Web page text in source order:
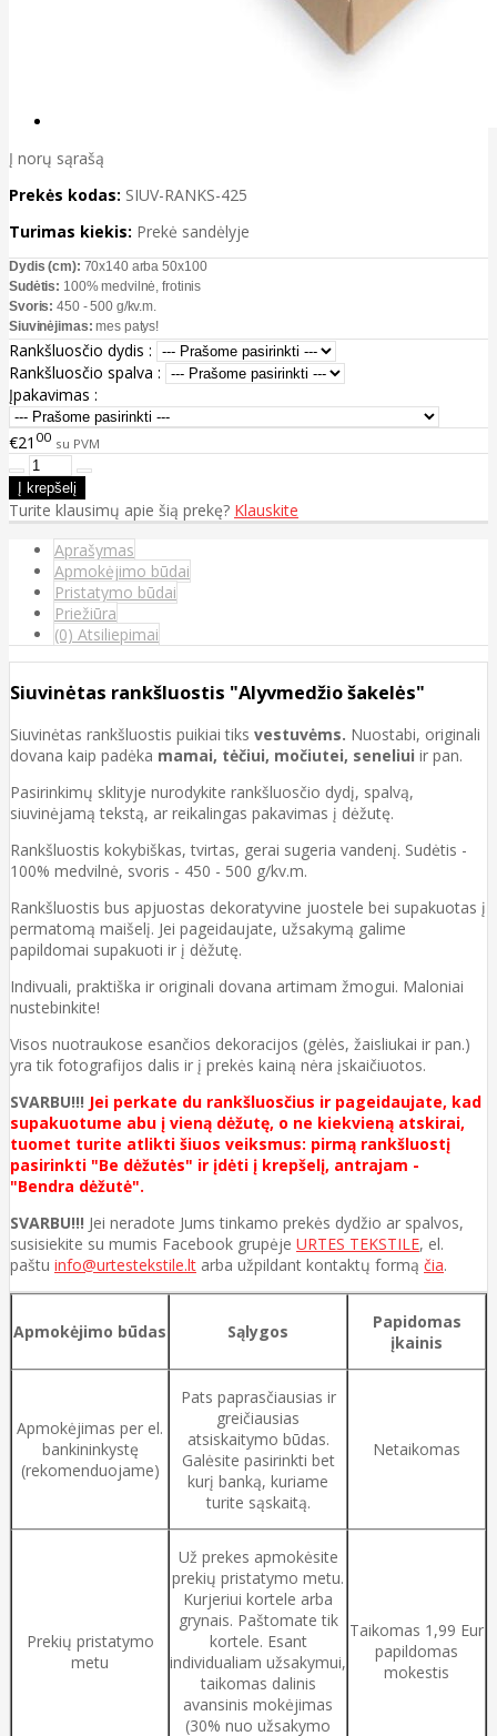
Į norų sąrašą
Prekės kodas: SIUV-RANKS-425
Turimas kiekis: Prekė sandėlyje
Dydis (cm): 70x140 arba 50x100
Sudėtis: 100% medvilnė, frotinis
Svoris: 450 - 500 g/kv.m.
Siuvinėjimas: mes patys!
Rankšluosčio dydis :
Rankšluosčio spalva :
Įpakavimas :
€21 00 su PVM
Turite klausimų apie šią prekę? Klauskite
Aprašymas
Apmokėjimo būdai
Pristatymo būdai
Priežiūra
(0) Atsiliepimai
Siuvinėtas rankšluostis "Alyvmedžio šakelės"
Siuvinėtas rankšluostis puikiai tiks vestuvėms. Nuostabi, originali
dovana kaip padėka mamai, tėčiui, močiutei, seneliui ir pan.
Pasirinkimų sklityje nurodykite rankšluosčio dydį, spalvą,
siuvinėjamą tekstą, ar reikalingas pakavimas į dėžutę.
Rankšluostis kokybiškas, tvirtas, gerai sugeria vandenį. Sudėtis -
100% medvilnė, svoris - 450 - 500 g/kv.m.
Rankšluostis bus apjuostas dekoratyvine juostele bei supakuotas į
permatomą maišelį. Jei pageidaujate, užsakymą galime
papildomai supakuoti ir į dėžutę.
Indivuali, praktiška ir originali dovana artimam žmogui. Maloniai
nustebinkite!
Visos nuotraukose esančios dekoracijos (gėlės, žaisliukai ir pan.)
yra tik fotografijos dalis ir į prekės kainą nėra įskaičiuotos.
SVARBU!!! Jei perkate du rankšluosčius ir pageidaujate, kad
supakuotume abu į vieną dėžutę, o ne kiekvieną atskirai,
tuomet turite atlikti šiuos veiksmus: pirmą rankšluostį
pasirinkti "Be dėžutės" ir įdėti į krepšelį, antrajam -
"Bendra dėžutė".
SVARBU!!! Jei neradote Jums tinkamo prekės dydžio ar spalvos,
susisiekite su mumis Facebook grupėje URTES TEKSTILE, el.
paštu info@urtestekstile.lt arba užpildant kontaktų formą čia.
Apmokėjimo būdas Sąlygos
Papidomas
įkainis
Apmokėjimas per el.
bankininkystę
(rekomenduojame)
Pats paprasčiausias ir
greičiausias
atsiskaitymo būdas.
Galėsite pasirinkti bet
kurį banką, kuriame
turite sąskaitą.
Netaikomas
Prekių pristatymo
metu
Už prekes apmokėsite
prekių pristatymo metu.
Kurjeriui kortele arba
grynais. Paštomate tik
kortele. Esant
individualiam užsakymui,
taikomas dalinis
avansinis mokėjimas
(30% nuo užsakymo
Taikomas 1,99 Eur
papildomas
mokestis